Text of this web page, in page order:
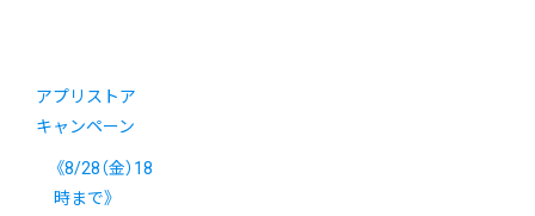
アプリストア
キャンペーン
《8/28（金）18
時まで》